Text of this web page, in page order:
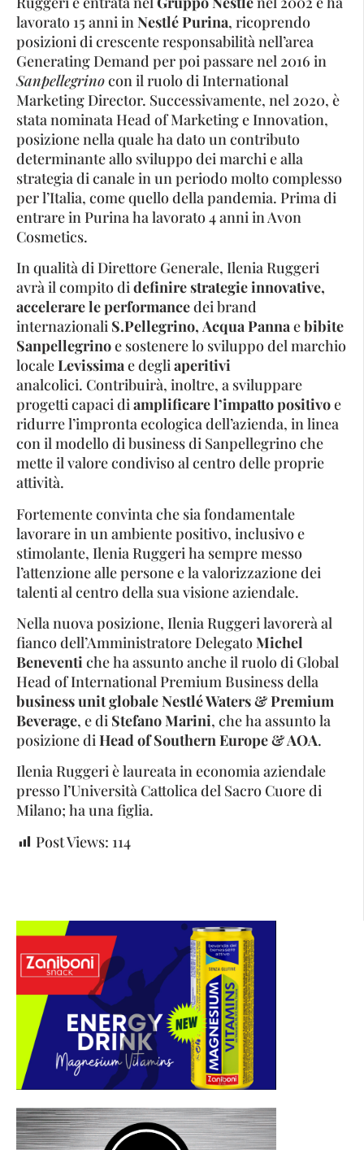
lavorato 15 anni inNestlé Purina, ricoprendo
posizioni di crescente responsabilità nell’area
Generating Demand per poi passare nel 2016 in
Sanpellegrinocon il ruolo di International
Marketing Director. Successivamente, nel 2020, è
stata nominata Head of Marketing e Innovation,
posizione nella quale ha dato un contributo
determinante allo sviluppo dei marchi e alla
strategia di canale in un periodo molto complesso
per l’Italia, come quello della pandemia. Prima di
entrare in Purina ha lavorato 4 anni in Avon
Cosmetics.
In qualità di Direttore Generale, Ilenia Ruggeri
avrà il compito didefinire strategie innovative,
accelerare le performancedei brand
internazionali S.Pellegrino, Acqua Pannaebibite
Sanpellegrinoe sostenere lo sviluppo del marchio
localeLevissimae degliaperitivi
analcolici. Contribuirà, inoltre, a sviluppare
progetti capaci diamplificare l’impatto positivoe
ridurre l’impronta ecologica dell’azienda, in linea
con il modello di business di Sanpellegrino che
mette il valore condiviso al centro delle proprie
attività.
Fortemente convinta che sia fondamentale
lavorare in un ambiente positivo, inclusivo e
stimolante, Ilenia Ruggeri ha sempre messo
l’attenzione alle persone e la valorizzazione dei
talenti al centro della sua visione aziendale.
Nella nuova posizione, Ilenia Ruggeri lavorerà al
fianco dell’Amministratore DelegatoMichel
Beneventiche ha assunto anche il ruolo di Global
Head of International Premium Business della
business unit globale Nestlé Waters & Premium
Beverage, e di StefanoMarini, che ha assunto la
posizione diHead of Southern Europe & AOA.
Ilenia Ruggeri è laureata in economia aziendale
presso l’Università Cattolica del Sacro Cuore di
Milano; ha una figlia.
Post Views: 114